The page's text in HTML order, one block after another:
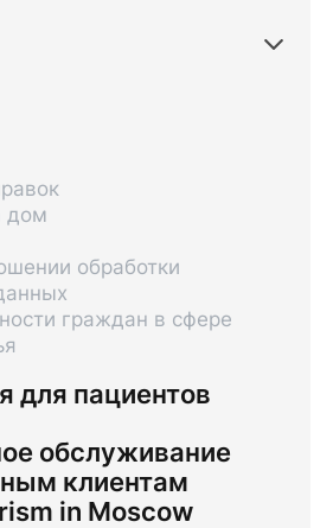
для пациентов
дом
обработки
граждан в сфере
обслуживание
клиентам
in Moscow